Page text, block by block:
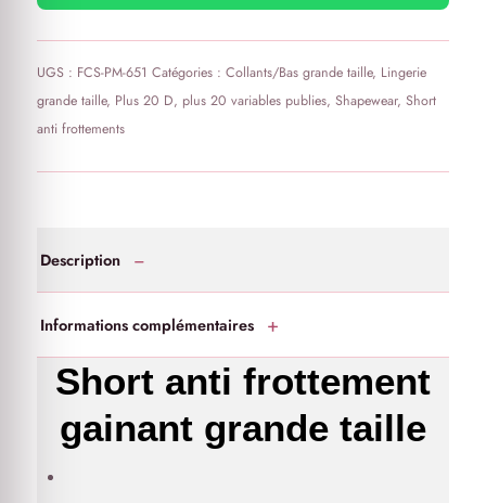
UGS : FCS-PM-651 Catégories : Collants/Bas grande taille, Lingerie
grande taille, Plus 20 D, plus 20 variables publies, Shapewear, Short
anti frottements
Description
Informations complémentaires
Short anti frottement
gainant grande taille